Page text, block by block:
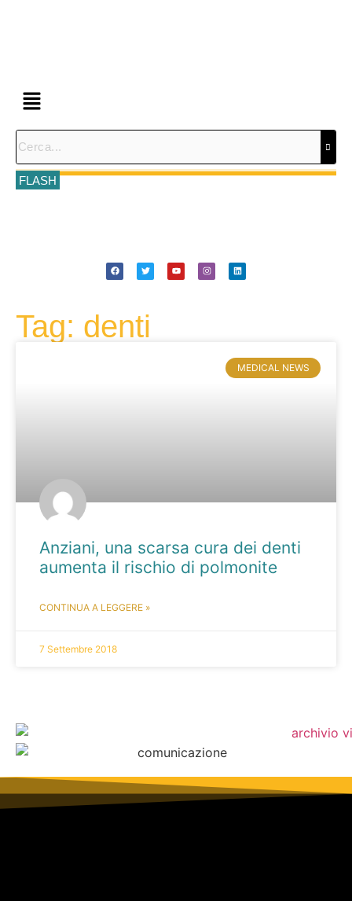
FLASH
Tag: denti
MEDICAL NEWS
Anziani, una scarsa cura dei denti
aumenta il rischio di polmonite
CONTINUA A LEGGERE »
7 Settembre 2018